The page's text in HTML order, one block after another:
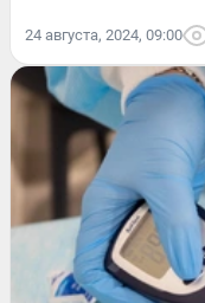
24 августа, 2024, 09:00